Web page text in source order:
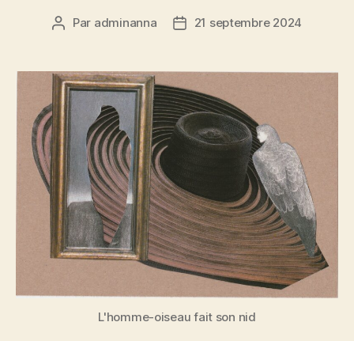
Auteur
Par adminanna
Date21 septembre 2024
L'homme-oiseau fait son nid